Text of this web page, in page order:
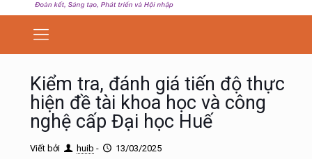
Kiểm tra, đánh giá tiến độ thực
hiện đề tài khoa học và công
nghệ cấp Đại học Huế
Viết bởi huib - 13/03/2025